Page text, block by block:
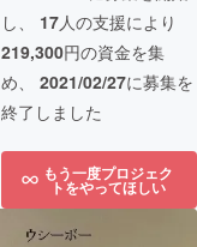
し、 17人の支援により
219,300円の資金を集
め、 2021/02/27に募集を
終了しました
もう一度プロジェク
トをやってほしい